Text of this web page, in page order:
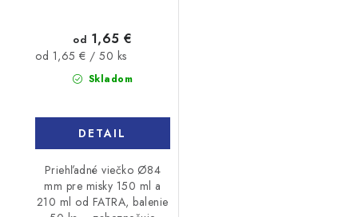
Skladom
od 1,65 €
Jednotková
od 1,65 € / 50 ks
DETAIL
Priehľadné viečko Ø84
mm pre misky 150 ml a
210 ml od FATRA, balenie